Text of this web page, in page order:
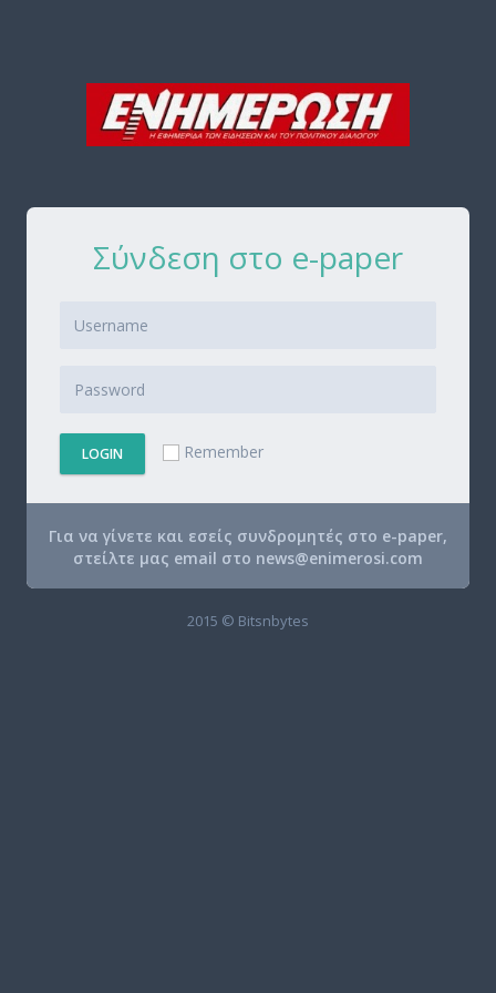
Σύνδεση στο e-paper
LOGIN Remember
Για να γίνετε και εσείς συνδρομητές στο e-paper,
στείλτε μας email στο news@enimerosi.com
2015 © Bitsnbytes